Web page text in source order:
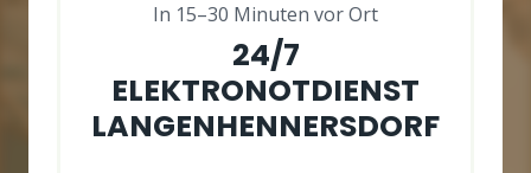
In 15–30 Minuten vor Ort
24/7
ELEKTRONOTDIENST
LANGENHENNERSDORF